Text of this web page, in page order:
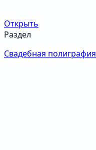
Открыть
Раздел
Свадебная полиграфия